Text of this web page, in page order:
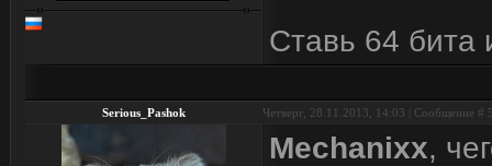
Ставь 64 бита
Serious_Pashok Четверг, 28.11.2013, 14:03 | Сообщение #
Mechanixx,